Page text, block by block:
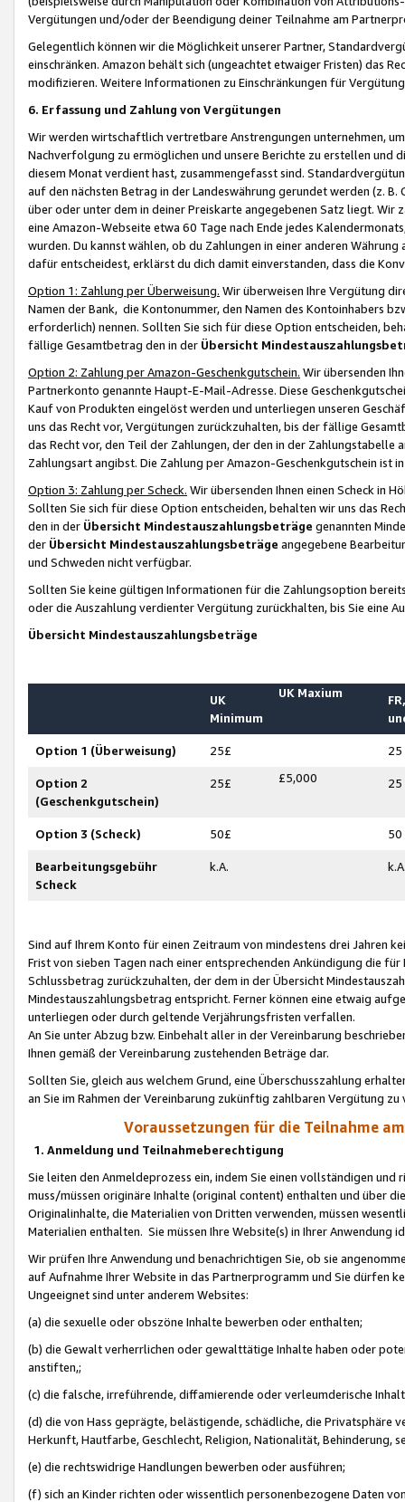
Vergütungen und/oder der Beendigung deiner Teilnahme am
Gelegentlich können wir die Möglichkeit unserer Partner,
einschränken. Amazon behält sich (ungeachtet etwaiger Fristen) das
modifizieren. Weitere Informationen zu Einschränkungen für
6. Erfassung und Zahlung von Vergütungen
Wir werden wirtschaftlich vertretbare Anstrengungen unternehmen,
Nachverfolgung zu ermöglichen und unsere Berichte zu erstellen und
diesem Monat verdient hast, zusammengefasst sind.
auf den nächsten Betrag in der Landeswährung gerundet werden (z.
über oder unter dem in deiner Preiskarte angegebenen Satz liegt.
eine Amazon-Webseite etwa 60 Tage nach Ende jedes
wurden. Du kannst wählen, ob du Zahlungen in einer anderen
dafür entscheidest, erklärst du dich damit einverstanden, dass die
Option 1: Zahlung per Überweisung. Wir überweisen Ihre Vergütung
Namen der Bank, die Kontonummer, den Namen des Kontoinhabers
erforderlich) nennen. Sollten Sie sich für diese Option entscheiden,
fällige Gesamtbetrag den in der Übersicht
Option 2: Zahlung per Amazon-Geschenkgutschein. Wir übersenden
Partnerkonto genannte Haupt-E-Mail-Adresse. Diese
Kauf von Produkten eingelöst werden und unterliegen unseren
uns das Recht vor, Vergütungen zurückzuhalten, bis der fällige
das Recht vor, den Teil der Zahlungen, der den in der
Zahlungsart angibst. Die Zahlung per Amazon-Geschenkgutschein ist
Option 3: Zahlung per Scheck. Wir übersenden Ihnen einen Scheck in
Sollten Sie sich für diese Option entscheiden, behalten wir uns das
den in der Übersicht Mindestauszahlungsbeträge genannten
der Übersicht Mindestauszahlungsbeträge angegebene
und Schweden nicht verfügbar.
Sollten Sie keine gültigen Informationen für die Zahlungsoption
oder die Auszahlung verdienter Vergütung zurückhalten, bis Sie
Übersicht Mindestauszahlungsbeträge
UK
Minimum
UK Maxium
Option 1 (Überweisung) 25£ 25
Option 2
(Geschenkgutschein)
25£ £5,000 25
Option 3 (Scheck) 50£ 50
Bearbeitungsgebühr
Scheck
k.A.
Sind auf Ihrem Konto für einen Zeitraum von mindestens drei Jahren
Frist von sieben Tagen nach einer entsprechenden Ankündigung die
Schlussbetrag zurückzuhalten, der dem in der Übersicht
Mindestauszahlungsbetrag entspricht. Ferner können eine etwaig
unterliegen oder durch geltende Verjährungsfristen verfallen.
An Sie unter Abzug bzw. Einbehalt aller in der Vereinbarung
Ihnen gemäß der Vereinbarung zustehenden Beträge dar.
Sollten Sie, gleich aus welchem Grund, eine Überschusszahlung
an Sie im Rahmen der Vereinbarung zukünftig zahlbaren Vergütung zu
Voraussetzungen für die Teilnahme
1. Anmeldung und Teilnahmeberechtigung
Sie leiten den Anmeldeprozess ein, indem Sie einen vollständigen
muss/müssen originäre Inhalte (original content) enthalten und über
Originalinhalte, die Materialien von Dritten verwenden, müssen
Materialien enthalten. Sie müssen Ihre Website(s) in Ihrer Anwendung
Wir prüfen Ihre Anwendung und benachrichtigen Sie, ob sie
auf Aufnahme Ihrer Website in das Partnerprogramm und Sie dürfen
Ungeeignet sind unter anderem Websites:
(a) die sexuelle oder obszöne Inhalte bewerben oder enthalten;
(b) die Gewalt verherrlichen oder gewalttätige Inhalte haben oder
anstiften,;
(c) die falsche, irreführende, diffamierende oder verleumderische
(d) die von Hass geprägte, belästigende, schädliche, die Privatsphäre
Herkunft, Hautfarbe, Geschlecht, Religion, Nationalität, Behinderung,
(e) die rechtswidrige Handlungen bewerben oder ausführen;
(f) sich an Kinder richten oder wissentlich personenbezogene Daten